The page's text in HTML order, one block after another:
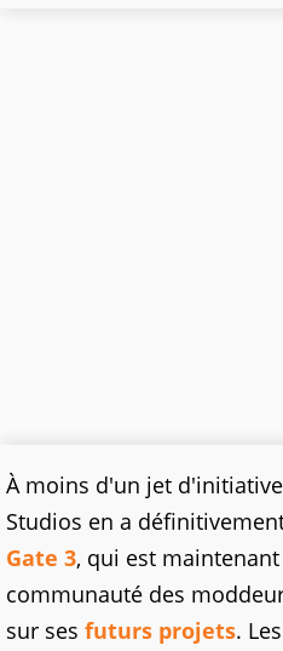
À moins d'un jet
Studios en a
Gate 3, qui est
communauté des
sur ses futurs projets.